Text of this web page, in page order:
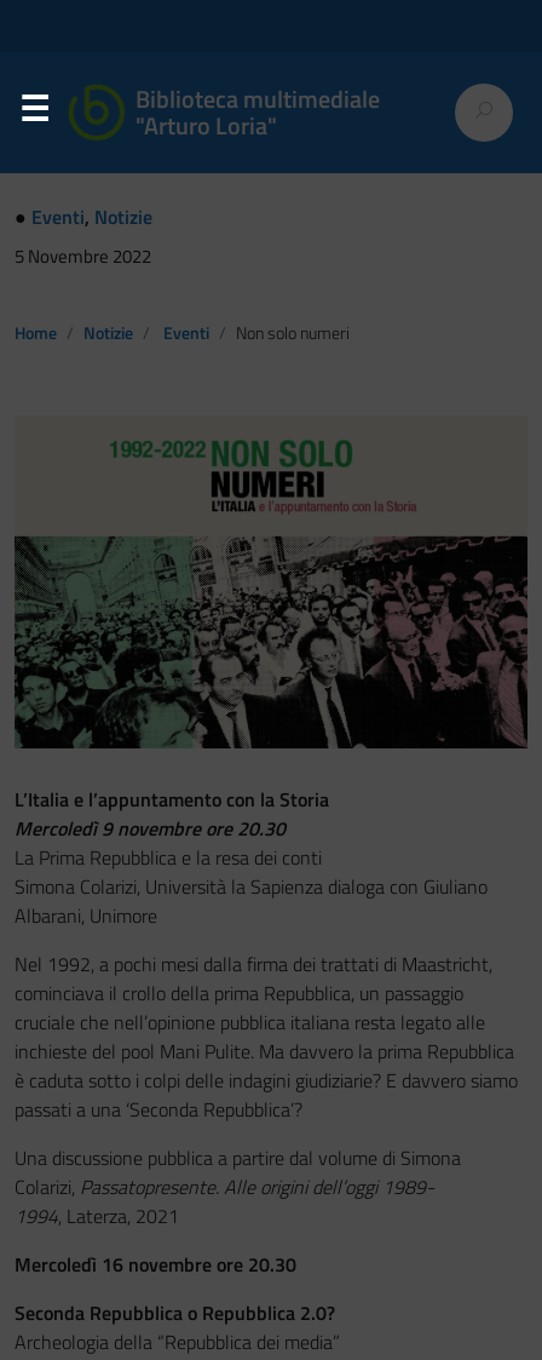
Biblioteca multimediale
"Arturo Loria"
Festa del Racconto
IL CASTELLO DEI RAGAZZI
● Eventi, Notizie
5 Novembre 2022
Home Notizie Eventi Non solo numeri
L’Italia e l’appuntamento con la Storia
Mercoledì 9 novembre ore 20.30
La Prima Repubblica e la resa dei conti
Simona Colarizi, Università la Sapienza dialoga con Giuliano
Albarani, Unimore
Nel 1992, a pochi mesi dalla firma dei trattati di Maastricht,
cominciava il crollo della prima Repubblica, un passaggio
cruciale che nell’opinione pubblica italiana resta legato alle
inchieste del pool Mani Pulite. Ma davvero la prima Repubblica
è caduta sotto i colpi delle indagini giudiziarie? E davvero siamo
passati a una ‘Seconda Repubblica’?
Una discussione pubblica a partire dal volume di Simona
Colarizi, Passatopresente. Alle origini dell’oggi 1989-
1994, Laterza, 2021
Mercoledì 16 novembre ore 20.30
Seconda Repubblica o Repubblica 2.0?
Archeologia della “Repubblica dei media”